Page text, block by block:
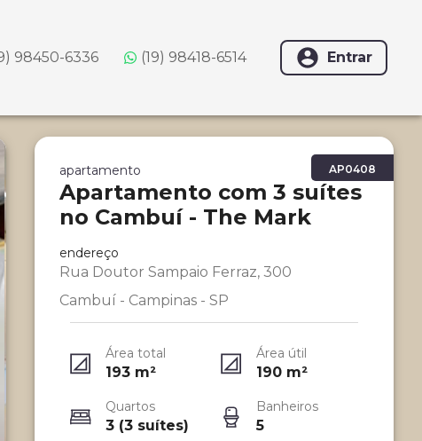
98450-6336 (19) 98418-6514 Entrar
AP0408
apartamento
Apartamento com 3 suítes
no Cambuí - The Mark
endereço
Rua Doutor Sampaio Ferraz, 300
Cambuí - Campinas - SP
Área total
193m²
Área útil
190 m²
Quartos
3 (3 suítes)
Banheiros
5